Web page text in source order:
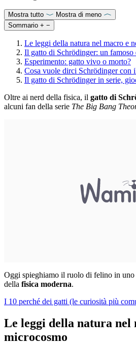
Mostra tutto
Mostra di meno
Sommario + −
Le leggi della natura nel macro e
Il gatto di Schrödinger: un famoso
Esperimento: gatto vivo o morto?
Cosa vuole dirci Schrödinger con
Il gatto di Schrödinger in serie,
Oltre ai nerd della fisica, il gatto di
alcuni fan della serie The Big Bang
Oggi spieghiamo il ruolo di felino in uno
della fisica moderna.
I 10 perché dei gatti (le curiosità più
Le leggi della natura nel
microcosmo